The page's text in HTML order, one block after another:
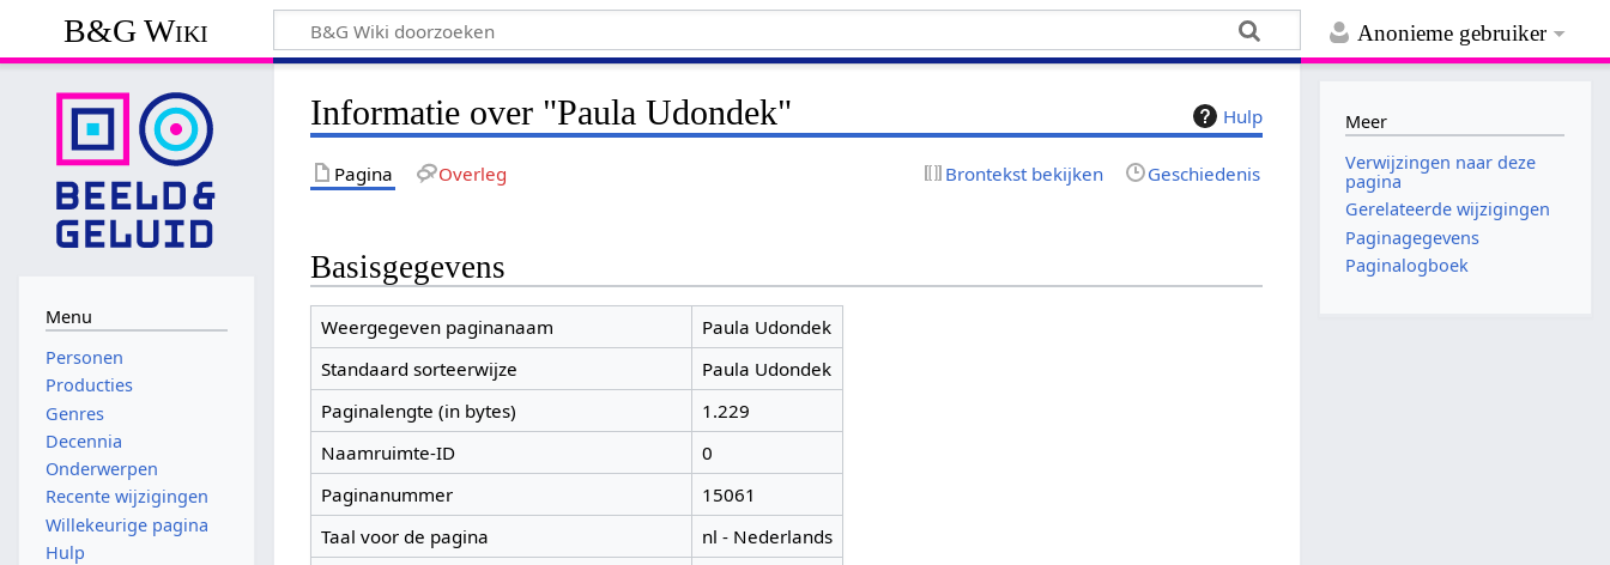
Anonieme gebruiker
B&G Wiki
Hulp
Informatie over "Paula Udondek"
Pagina Overleg Brontekst bekijken Geschiedenis
Basisgegevens
Weergegeven paginanaam
Paula Udondek
Standaard sorteerwijze
Paula Udondek
Paginalengte (in bytes)
1.229
Naamruimte-ID
0
Paginanummer
15061
Taal voor de pagina
nl - Nederlands
Menu
Personen
Producties
Genres
Decennia
Onderwerpen
Recente wijzigingen
Willekeurige pagina
Hulp
Meer
Verwijzingen naar deze
pagina
Gerelateerde wijzigingen
Paginagegevens
Paginalogboek